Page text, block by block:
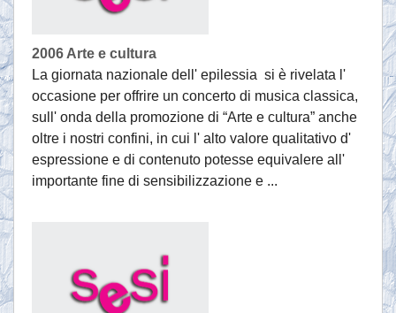
2006 Arte e cultura
La giornata nazionale dell' epilessia si è rivelata l'
occasione per offrire un concerto di musica classica,
sull' onda della promozione di “Arte e cultura” anche
oltre i nostri confini, in cui l' alto valore qualitativo d'
espressione e di contenuto potesse equivalere all'
importante fine di sensibilizzazione e ...